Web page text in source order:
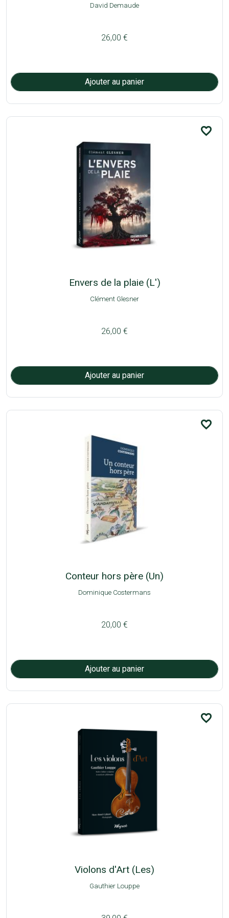
David Demaude
26,00 €
favorite_border
Envers de la plaie (L')
Clément Glesner
26,00 €
favorite_border
Conteur hors père (Un)
Dominique Costermans
20,00 €
favorite_border
Violons d'Art (Les)
Gauthier Louppe